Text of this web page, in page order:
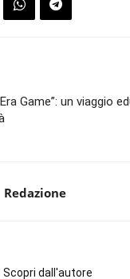
Game”: un viaggio
Redazione
Scopri dall'autore